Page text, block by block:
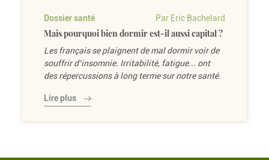
Dossier santé Par Eric Bachelard
Mais pourquoi bien dormir est-il aussi capital ?
Les français se plaignent de mal dormir voir de
souffrir d’insomnie. Irritabilité, fatigue... ont
des répercussions à long terme sur notre santé.
Lire plus